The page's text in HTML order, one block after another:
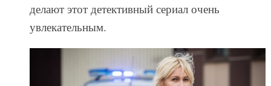
делают этот детективный сериал очень
увлекательным.